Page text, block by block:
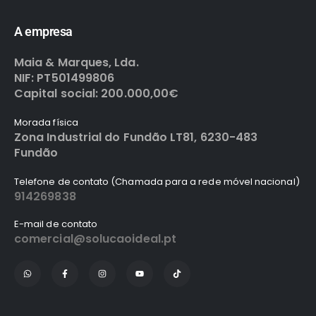
A empresa
Maia & Marques, Lda.
NIF: PT501499806
Capital social: 200.000,00€
Morada física
Zona Industrial do Fundão LT81, 6230-483
Fundão
Telefone de contato (Chamada para a rede móvel nacional)
914269838
E-mail de contato
comercial@solucaoideal.pt